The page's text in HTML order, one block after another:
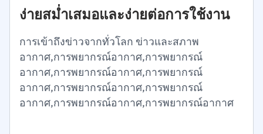
ง่ายสม่ำเสมอและง่ายต่อการใช้งาน
การเข้าถึงข่าวจากทั่วโลก ข่าวและสภาพ
อากาศ,การพยากรณ์อากาศ,การพยากรณ์
อากาศ,การพยากรณ์อากาศ,การพยากรณ์
อากาศ,การพยากรณ์อากาศ,การพยากรณ์
อากาศ,การพยากรณ์อากาศ,การพยากรณ์อากาศ